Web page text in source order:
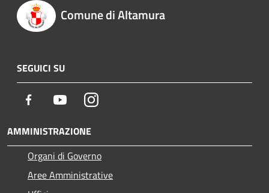
Comune di Altamura
SEGUICI SU
Facebook YoutubeInstagram
AMMINISTRAZIONE
Organi di Governo
Aree Amministrative